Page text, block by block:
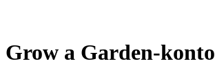
Grow a Garden-